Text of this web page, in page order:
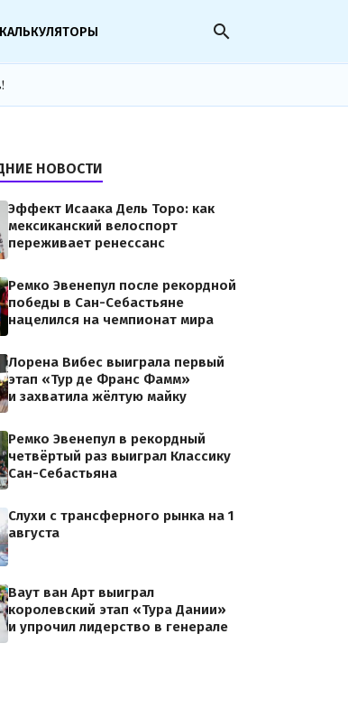
КАЛЬКУЛЯТОРЫ search
НОВОСТИ
Эффект Исаака Дель Торо: как
мексиканский велоспорт
переживает ренессанс
Ремко Эвенепул после рекордной
победы в Сан-Себастьяне
нацелился на чемпионат мира
Лорена Вибес выиграла первый
этап «Тур де Франс Фамм»
и захватила жёлтую майку
Ремко Эвенепул в рекордный
четвёртый раз выиграл Классику
Сан-Себастьяна
Слухи с трансферного рынка на 1
августа
Ваут ван Арт выиграл
королевский этап «Тура Дании»
и упрочил лидерство в генерале